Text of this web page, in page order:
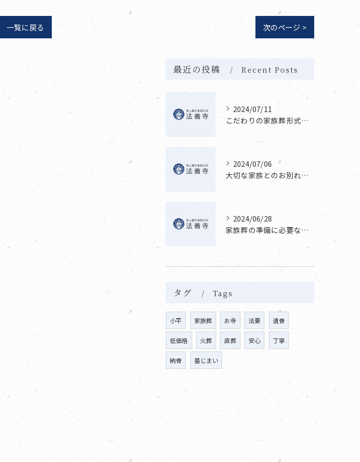
一覧に戻る 次のページ >
最近の投稿 Recent Posts
2024/07/11
こだわりの家族葬形式を提案
2024/07/06
大切な家族とのお別れを最高の形で
2024/06/28
家族葬の準備に必要なこと
タグ Tags
小平 家族葬 お寺 法要 遺骨
低価格 火葬 直葬 安心 丁寧
納骨 墓じまい